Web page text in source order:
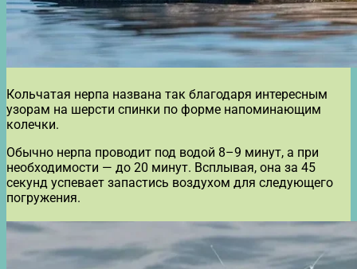
Кольчатая нерпа названа так благодаря интересным
узорам на шерсти спинки по форме напоминающим
колечки.
Обычно нерпа проводит под водой 8–9 минут, а при
необходимости — до 20 минут. Всплывая, она за 45
секунд успевает запастись воздухом для следующего
погружения.